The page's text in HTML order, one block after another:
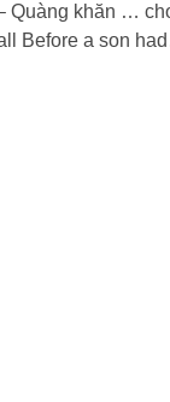
Quàng khăn …
Before a son